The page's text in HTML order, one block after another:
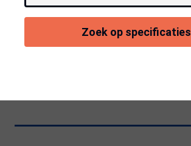
Zoek op specificaties